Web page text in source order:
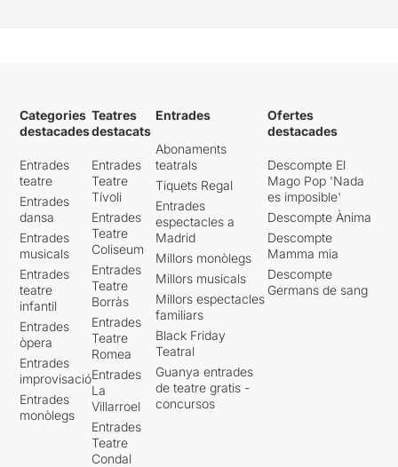
Categories
destacades
Entrades
teatre
Entrades
dansa
Entrades
musicals
Entrades
teatre
infantil
Entrades
òpera
Entrades
improvisació
Entrades
monòlegs
Teatres
destacats
Entrades
Teatre
Tívoli
Entrades
Teatre
Coliseum
Entrades
Teatre
Borràs
Entrades
Teatre
Romea
Entrades
La
Villarroel
Entrades
Teatre
Condal
Entrades
Abonaments
teatrals
Tiquets Regal
Entrades
espectacles a
Madrid
Millors monòlegs
Millors musicals
Millors espectacles
familiars
Black Friday
Teatral
Guanya entrades
de teatre gratis -
concursos
Ofertes
destacades
Descompte El
Mago Pop 'Nada
es imposible'
Descompte Ànima
Descompte
Mamma mia
Descompte
Germans de sang